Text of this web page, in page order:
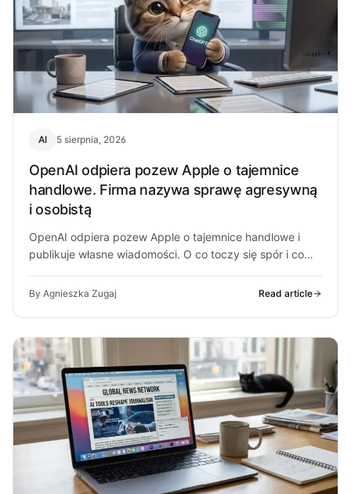
AI 5 sierpnia, 2026
OpenAI odpiera pozew Apple o tajemnice
handlowe. Firma nazywa sprawę agresywną
i osobistą
OpenAI odpiera pozew Apple o tajemnice handlowe i
publikuje własne wiadomości. O co toczy się spór i co
By Agnieszka Zugaj Read article